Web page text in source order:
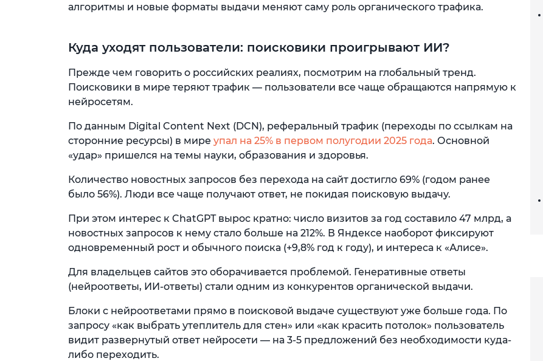
алгоритмы и новые форматы выдачи меняют саму роль органического трафика.
Куда уходят пользователи: поисковики проигрывают ИИ?
Прежде чем говорить о российских реалиях, посмотрим на глобальный тренд.
Поисковики в мире теряют трафик — пользователи все чаще обращаются напрямую к
нейросетям.
По данным Digital Content Next (DCN), реферальный трафик (переходы по ссылкам на
сторонние ресурсы) в мире упал на 25% в первом полугодии 2025 года. Основной
«удар» пришелся на темы науки, образования и здоровья.
Количество новостных запросов без перехода на сайт достигло 69% (годом ранее
было 56%). Люди все чаще получают ответ, не покидая поисковую выдачу.
При этом интерес к ChatGPT вырос кратно: число визитов за год составило 47 млрд, а
новостных запросов к нему стало больше на 212%. В Яндексе наоборот фиксируют
одновременный рост и обычного поиска (+9,8% год к году), и интереса к «Алисе».
Для владельцев сайтов это оборачивается проблемой. Генеративные ответы
(нейроответы, ИИ-ответы) стали одним из конкурентов органической выдачи.
Блоки с нейроответами прямо в поисковой выдаче существуют уже больше года. По
запросу «как выбрать утеплитель для стен» или «как красить потолок» пользователь
видит развернутый ответ нейросети — на 3-5 предложений без необходимости куда-
либо переходить.